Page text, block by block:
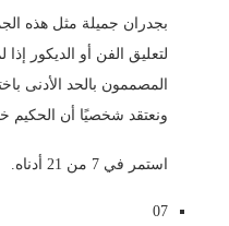
بجدران جميلة مثل هذه
لتعليق الفن أو الديكور
المصممون بالحد الأدنى
ونعتقد شخصيًا أن الحكيم
استمر في 7 من 21 أدناه.
07